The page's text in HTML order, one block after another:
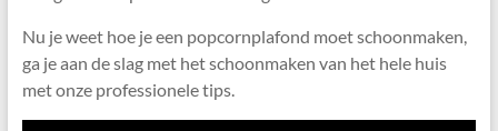
Nu je weet hoe je een popcornplafond moet schoonmaken,
ga je aan de slag met het schoonmaken van het hele huis
met onze professionele tips.